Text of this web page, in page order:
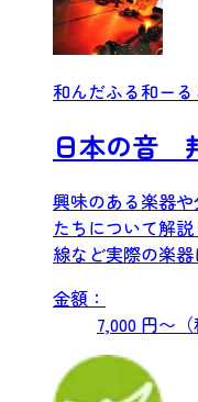
和んだふる和ー
日本の音
興味のある楽器
たちについて解
線など実際の楽
金額：
7,000 円〜（